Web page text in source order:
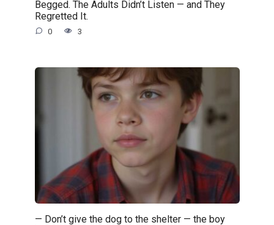
Begged. The Adults Didn’t Listen — and They
Regretted It.
0 3
— Don’t give the dog to the shelter — the boy